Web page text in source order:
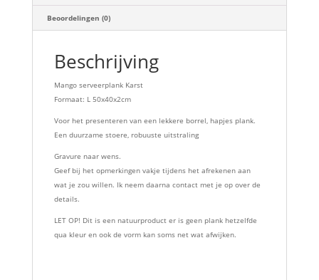
Beoordelingen (0)
Beschrijving
Mango serveerplank Karst
Formaat: L 50x40x2cm
Voor het presenteren van een lekkere borrel, hapjes plank.
Een duurzame stoere, robuuste uitstraling
Gravure naar wens.
Geef bij het opmerkingen vakje tijdens het afrekenen aan
wat je zou willen. Ik neem daarna contact met je op over de
details.
LET OP! Dit is een natuurproduct er is geen plank hetzelfde
qua kleur en ook de vorm kan soms net wat afwijken.